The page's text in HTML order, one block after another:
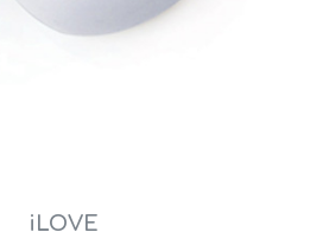
iLOVE